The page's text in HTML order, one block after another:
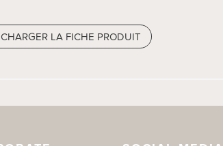
LA FICHE PRODUIT